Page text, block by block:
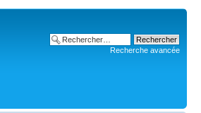
Recherche avancée